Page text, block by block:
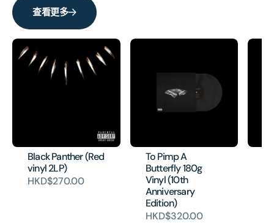
查看更多
Black Panther (Red
vinyl 2LP)
HKD$270.00
To Pimp A
Butterfly 180g
Vinyl (10th
Anniversary
Edition)
HKD$320.00